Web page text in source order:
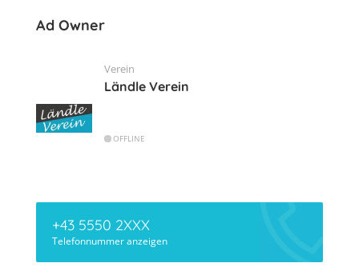
Ad Owner
Verein
Ländle Verein
OFFLINE
+43 5550 2XXX
Telefonnummer anzeigen